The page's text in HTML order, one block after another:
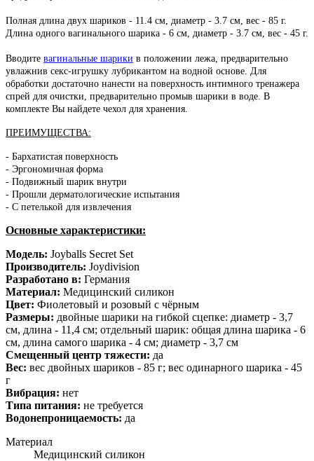
Полная длина двух шариков - 11.4 см, диаметр - 3.7 см, вес - 85 г.
Длина одного вагинального шарика - 6 см, диаметр - 3.7 см, вес - 45 г.
Вводите вагинальные шарики в положении лежа, предварительно
увлажнив секс-игрушку лубрикантом на водной основе. Для
обработки достаточно нанести на поверхность интимного тренажера
спрей для очистки, предварительно промыв шарики в воде. В
комплекте Вы найдете чехол для хранения.
ПРЕИМУЩЕСТВА:
- Бархатистая поверхность
- Эргономичная форма
- Подвижный шарик внутри
- Прошли дерматологические испытания
- С петелькой для извлечения
Основные характеристики:
Модель: Joyballs Secret Set
Производитель: Joydivision
Разработано в: Германия
Материал: Медицинский силикон
Цвет: Фиолетовый и розовый с чёрным
Размеры: двойные шарики на гибкой сцепке: диаметр - 3,7
см, длина - 11,4 см; отдельный шарик: общая длина шарика - 6
см, длина самого шарика - 4 см; диаметр - 3,7 см
Смещенный центр тяжести: да
Вес: вес двойных шариков - 85 г; вес одинарного шарика - 45
г
Вибрация: нет
Типа питания: не требуется
Водонепроницаемость: да
Материал
Медицинский силикон